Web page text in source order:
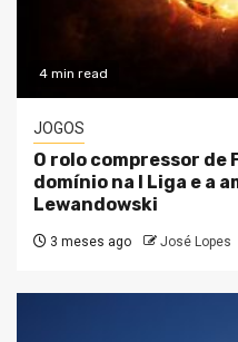
4 min read
JOGOS
O rolo compressor de
domínio na I Liga e a
Lewandowski
3 meses ago José Lopes